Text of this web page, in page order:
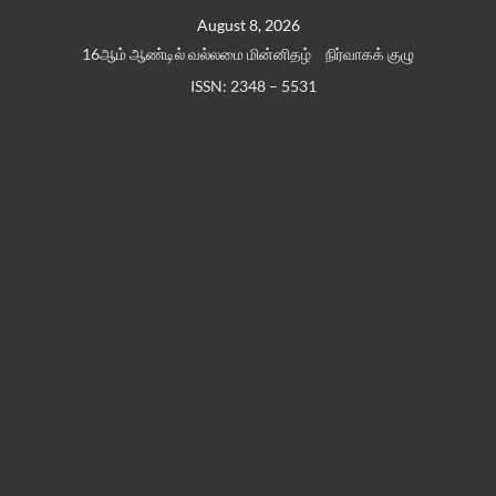
August 8, 2026
16ஆம் ஆண்டில் வல்லமை மின்னிதழ்
நிர்வாகக் குழு
ISSN: 2348 – 5531